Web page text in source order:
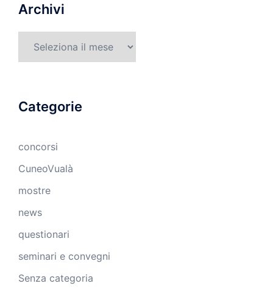
Archivi
Categorie
concorsi
CuneoVualà
mostre
news
questionari
seminari e convegni
Senza categoria